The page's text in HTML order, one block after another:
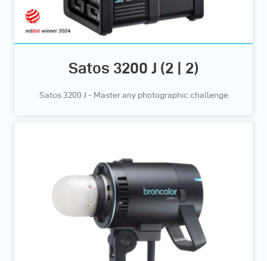
Satos 3200 J (2 | 2)
Satos 3200 J - Master any photographic challenge